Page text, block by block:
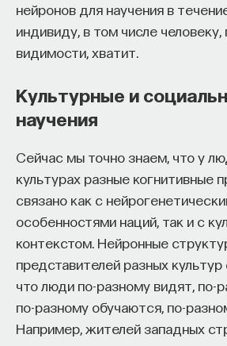
нейронов для научения в
индивиду, в том числе человеку,
видимости, хватит.
Культурные и
научения
Сейчас мы точно знаем, что у
культурах разные когнитивные
связано как с
особенностями наций, так и с
контекстом. Нейронные
представителей разных культур
что люди по-разному видят, по-
по-разному обучаются, по-
Например, жителей западных